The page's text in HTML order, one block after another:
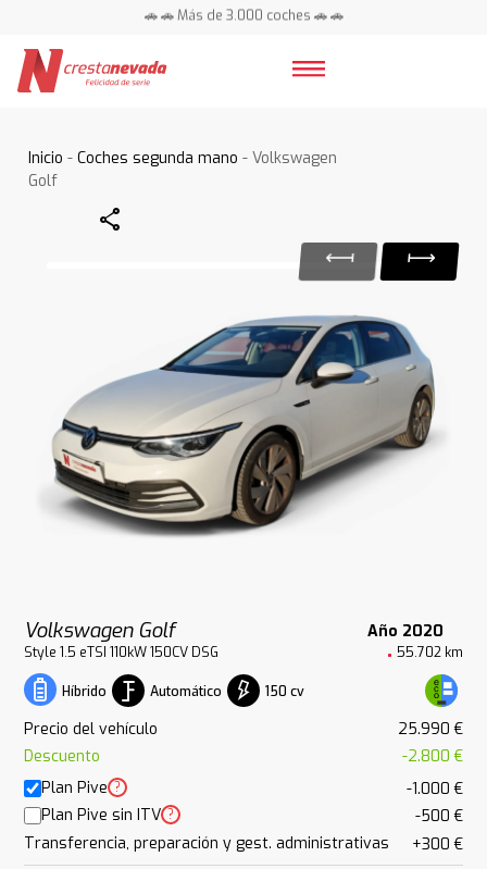
🚗 🚗 Más de 3.000 coches 🚗 🚗
Inicio -Coches segunda mano - Volkswagen
Golf
Share
Volkswagen Golf Año 2020
Style 1.5 eTSI 110kW 150CV DSG 55.702 km
Híbrido Automático 150 cv
Precio del vehículo
25.990 €
Descuento
-2.800 €
Plan Pive ?
-1.000 €
Plan Pive sin ITV ?
-500 €
Transferencia, preparación y gest. administrativas
+300 €